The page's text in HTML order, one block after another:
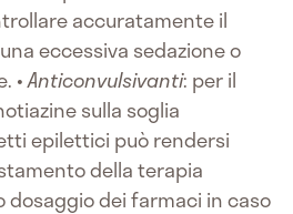
accuratamente il
eccessiva sedazione o
•Anticonvulsivanti: per il
sulla soglia
epilettici può rendersi
della terapia
dosaggio dei farmaci in caso